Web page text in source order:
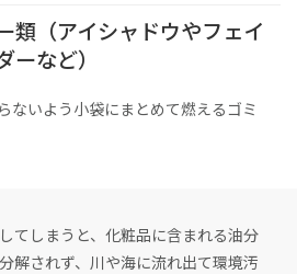
類（アイシャドウやフェイ
ーなど）
ないよう小袋にまとめて燃えるゴミ
てしまうと、化粧品に含まれる油分
解されず、川や海に流れ出て環境汚